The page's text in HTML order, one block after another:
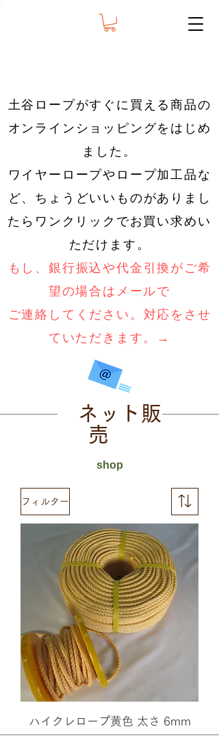
土谷ロープがすぐに買える商品の
オンラインショッピングをはじめ
ました。
​ワイヤーロープやロープ加工品な
ど、ちょうどいいものがありまし
たらワンクリックでお買い求めい
ただけます。
もし、銀行振込や代金引換がご希
望の場合はメールで
ご連絡してください。 ​対応をさせ
ていただきます。→
ネット販
売
shop
フィルター
ハイクレロープ黄色 太さ 6mm